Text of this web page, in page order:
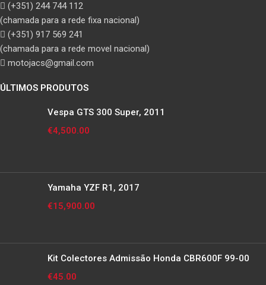
(+351) 244 744 112
(chamada para a rede fixa nacional)
(+351) 917 569 241
(chamada para a rede movel nacional)
motojacs@gmail.com
ÚLTIMOS PRODUTOS
Vespa GTS 300 Super, 2011
€4,500.00
Yamaha YZF R1, 2017
€15,900.00
Kit Colectores Admissão Honda CBR600F 99-00
€45.00